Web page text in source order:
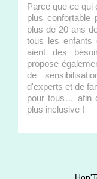
Parce que ce qui
plus confortable
plus de 20 ans
tous les enfants
aient des
propose
de
d'experts et de
pour tous… afin
plus inclusive !